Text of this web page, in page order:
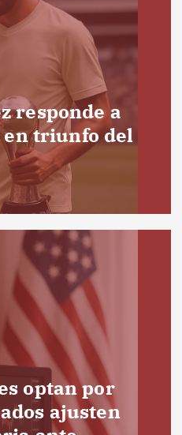
responde a
triunfo del
optan por
ajusten